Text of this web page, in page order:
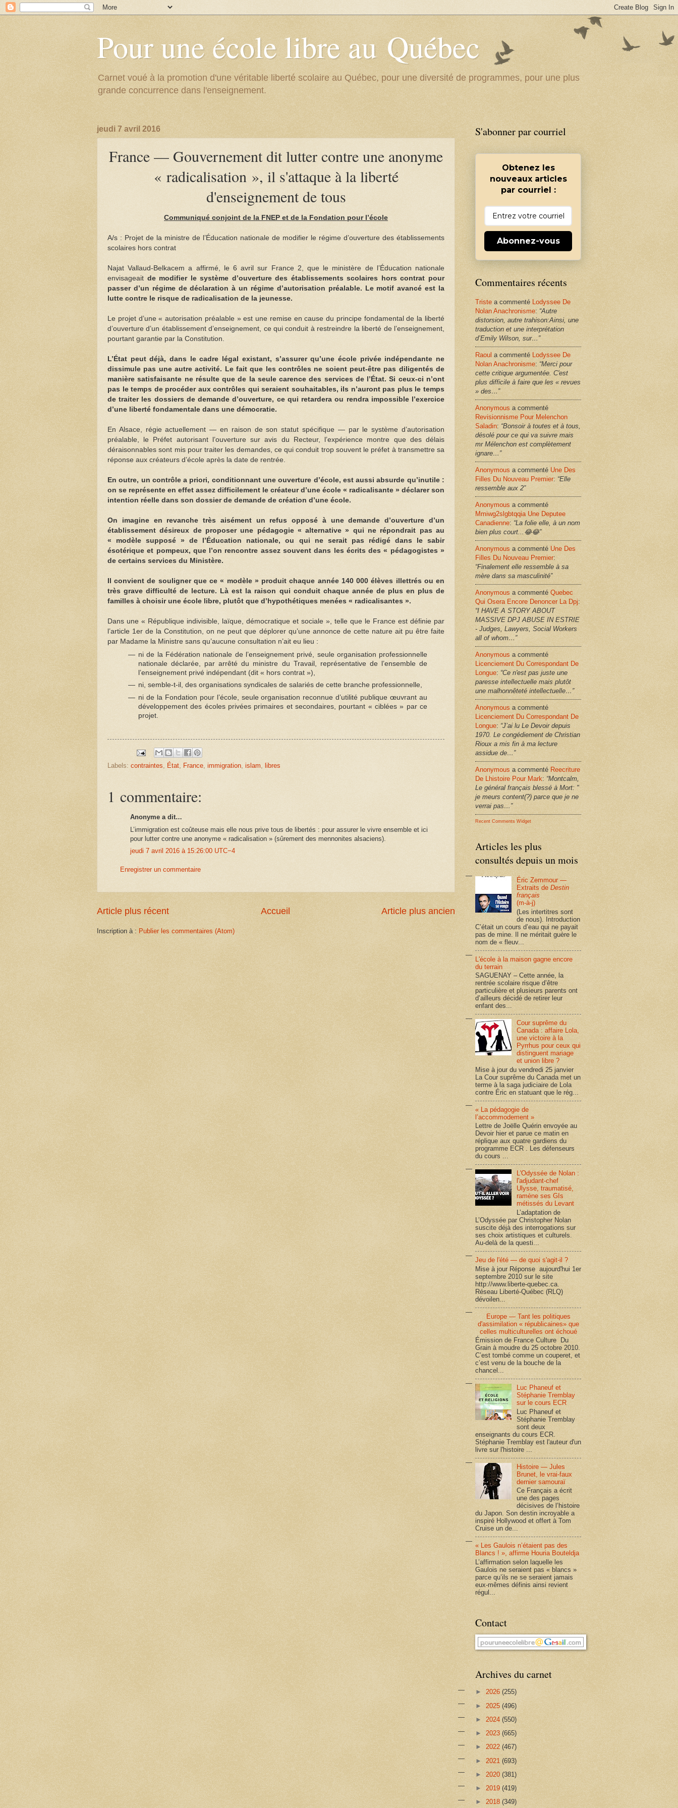
Pour une école libre au Québec
Carnet voué à la promotion d'une véritable liberté scolaire au Québec, pour une diversité de programmes, pour une plus
grande concurrence dans l'enseignement.
jeudi 7 avril 2016
France — Gouvernement dit lutter contre une anonyme
« radicalisation », il s'attaque à la liberté
d'enseignement de tous
Communiqué conjoint de la FNEP et de la Fondation pour l’école
A/s : Projet de la ministre de l’Éducation nationale de modifier le régime d’ouverture des établissements
scolaires hors contrat
Najat Vallaud-Belkacem a affirmé, le 6 avril sur France 2, que le ministère de l’Éducation nationale
envisageait de modifier le système d’ouverture des établissements scolaires hors contrat pour
passer d’un régime de déclaration à un régime d’autorisation préalable. Le motif avancé est la
lutte contre le risque de radicalisation de la jeunesse.
Le projet d’une « autorisation préalable » est une remise en cause du principe fondamental de la liberté
d’ouverture d’un établissement d’enseignement, ce qui conduit à restreindre la liberté de l’enseignement,
pourtant garantie par la Constitution.
L’État peut déjà, dans le cadre légal existant, s’assurer qu’une école privée indépendante ne
dissimule pas une autre activité. Le fait que les contrôles ne soient peut-être pas diligentés de
manière satisfaisante ne résulte que de la seule carence des services de l’État. Si ceux-ci n’ont
pas le temps de procéder aux contrôles qui seraient souhaitables, ils n’auront pas plus le temps
de traiter les dossiers de demande d’ouverture, ce qui retardera ou rendra impossible l’exercice
d’une liberté fondamentale dans une démocratie.
En Alsace, régie actuellement — en raison de son statut spécifique — par le système d’autorisation
préalable, le Préfet autorisant l’ouverture sur avis du Recteur, l’expérience montre que des délais
déraisonnables sont mis pour traiter les demandes, ce qui conduit trop souvent le préfet à transmettre sa
réponse aux créateurs d’école après la date de rentrée.
En outre, un contrôle a priori, conditionnant une ouverture d’école, est aussi absurde qu’inutile :
on se représente en effet assez difficilement le créateur d’une école « radicalisante » déclarer son
intention réelle dans son dossier de demande de création d’une école.
On imagine en revanche très aisément un refus opposé à une demande d’ouverture d’un
établissement désireux de proposer une pédagogie « alternative » qui ne répondrait pas au
« modèle supposé » de l’Éducation nationale, ou qui ne serait pas rédigé dans le sabir
ésotérique et pompeux, que l’on rencontre assez souvent dans les écrits des « pédagogistes »
de certains services du Ministère.
Il convient de souligner que ce « modèle » produit chaque année 140 000 élèves illettrés ou en
très grave difficulté de lecture. Là est la raison qui conduit chaque année de plus en plus de
familles à choisir une école libre, plutôt que d’hypothétiques menées « radicalisantes ».
Dans une « République indivisible, laïque, démocratique et sociale », telle que le France est définie par
l’article 1er de la Constitution, on ne peut que déplorer qu’une annonce de cette nature ait pu être faite
par Madame la Ministre sans qu’aucune consultation n’ait eu lieu :
ni de la Fédération nationale de l’enseignement privé, seule organisation professionnelle
nationale déclarée, par arrêté du ministre du Travail, représentative de l’ensemble de
l’enseignement privé indépendant (dit « hors contrat »),
ni, semble-t-il, des organisations syndicales de salariés de cette branche professionnelle,
ni de la Fondation pour l’école, seule organisation reconnue d’utilité publique œuvrant au
développement des écoles privées primaires et secondaires, pourtant « ciblées » par ce
projet.
Labels: contraintes, État, France, immigration, islam, libres
1 commentaire:
Anonyme a dit…
L’immigration est coûteuse mais elle nous prive tous de libertés : pour assurer le vivre ensemble et ici
pour lutter contre une anonyme « radicalisation » (sûrement des mennonites alsaciens).
jeudi 7 avril 2016 à 15:26:00 UTC−4
Enregistrer un commentaire
Article plus récent Article plus ancien
Accueil
Inscription à : Publier les commentaires (Atom)
S'abonner par courriel
Obtenez les
nouveaux articles
par courriel :
Abonnez-vous
Commentaires récents
Triste a commenté Lodyssee De
Nolan Anachronisme: “Autre
distorsion, autre trahison:Ainsi, une
traduction et une interprétation
d’Emily Wilson, sur…”
Raoul a commenté Lodyssee De
Nolan Anachronisme: “Merci pour
cette critique argumentée. C'est
plus difficile à faire que les « revues
» des…”
Anonymous a commenté
Revisionnisme Pour Melenchon
Saladin: “Bonsoir à toutes et à tous,
désolé pour ce qui va suivre mais
mr Mélenchon est complètement
ignare…”
Anonymous a commenté Une Des
Filles Du Nouveau Premier: “Elle
ressemble aux 2”
Anonymous a commenté
Mmiwg2slgbtqqia Une Deputee
Canadienne: “La folie elle, à un nom
bien plus court...😂😂”
Anonymous a commenté Une Des
Filles Du Nouveau Premier:
“Finalement elle ressemble à sa
mère dans sa masculinité”
Anonymous a commenté Quebec
Qui Osera Encore Denoncer La Dpj:
“I HAVE A STORY ABOUT
MASSIVE DPJ ABUSE IN ESTRIE
- Judges, Lawyers, Social Workers
all of whom…”
Anonymous a commenté
Licenciement Du Correspondant De
Longue: “Ce n'est pas juste une
paresse intellectuelle mais plutôt
une malhonnêteté intellectuelle…”
Anonymous a commenté
Licenciement Du Correspondant De
Longue: “J’ai lu Le Devoir depuis
1970. Le congédiement de Christian
Rioux a mis fin à ma lecture
assidue de…”
Anonymous a commenté Reecriture
De Lhistoire Pour Mark: “Montcalm,
Le général français blessé à Mort: "
je meurs content(?) parce que je ne
verrai pas…”
Recent Comments Widget
Articles les plus
consultés depuis un mois
Éric Zemmour —
Extraits deDestin
français
(m-à-j)
(Les intertitres sont
de nous). Introduction
C’était un cours d’eau qui ne payait
pas de mine. Il ne méritait guère le
nom de « fleuv...
L'école à la maison gagne encore
du terrain
SAGUENAY – Cette année, la
rentrée scolaire risque d’être
particulière et plusieurs parents ont
d’ailleurs décidé de retirer leur
enfant des...
Cour suprême du
Canada : affaire Lola,
une victoire à la
Pyrrhus pour ceux qui
distinguent mariage
et union libre ?
Mise à jour du vendredi 25 janvier
La Cour suprême du Canada met un
terme à la saga judiciaire de Lola
contre Éric en statuant que le rég...
« La pédagogie de
l’accommodement »
Lettre de Joëlle Quérin envoyée au
Devoir hier et parue ce matin en
réplique aux quatre gardiens du
programme ECR . Les défenseurs
du cours ...
L'Odyssée de Nolan :
l'adjudant-chef
Ulysse, traumatisé,
ramène ses GIs
métissés du Levant
L’adaptation de
L’Odyssée par Christopher Nolan
suscite déjà des interrogations sur
ses choix artistiques et culturels.
Au-delà de la questi...
Jeu de l'été — de quoi s'agit-il ?
Mise à jour Réponse aujourd'hui 1er
septembre 2010 sur le site
http://www.liberte-quebec.ca.
Réseau Liberté-Québec (RLQ)
dévoilen...
Europe — Tant les politiques
d'assimilation « républicaines» que
celles multiculturelles ont échoué
Émission de France Culture Du
Grain à moudre du 25 octobre 2010.
C’est tombé comme un couperet, et
c’est venu de la bouche de la
chancel...
Luc Phaneuf et
Stéphanie Tremblay
sur le cours ECR
Luc Phaneuf et
Stéphanie Tremblay
sont deux
enseignants du cours ECR.
Stéphanie Tremblay est l'auteur d'un
livre sur l'histoire ...
Histoire — Jules
Brunet, le vrai-faux
dernier samouraï
Ce Français a écrit
une des pages
décisives de l’histoire
du Japon. Son destin incroyable a
inspiré Hollywood et offert à Tom
Cruise un de...
« Les Gaulois n’étaient pas des
Blancs ! », affirme Houria Bouteldja
L’affirmation selon laquelle les
Gaulois ne seraient pas « blancs »
parce qu’ils ne se seraient jamais
eux-mêmes définis ainsi revient
régul...
Contact
Archives du carnet
► 2026 (255)
► 2025 (496)
► 2024 (550)
► 2023 (665)
► 2022 (467)
► 2021 (693)
► 2020 (381)
► 2019 (419)
► 2018 (349)